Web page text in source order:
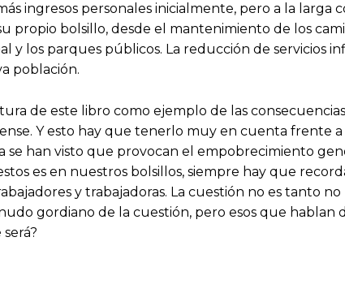
ingresos personales inicialmente, pero a la
propio bolsillo, desde el mantenimiento de los
y los parques públicos. La reducción de servicios
población.
de este libro como ejemplo de las
Y esto hay que tenerlo muy en cuenta frente
han visto que provocan el empobrecimiento
es en nuestros bolsillos, siempre hay que
y trabajadoras. La cuestión no es tanto
gordiano de la cuestión, pero esos que